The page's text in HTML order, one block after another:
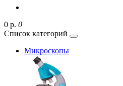
0 р. 0
Список категорий
Микроскопы